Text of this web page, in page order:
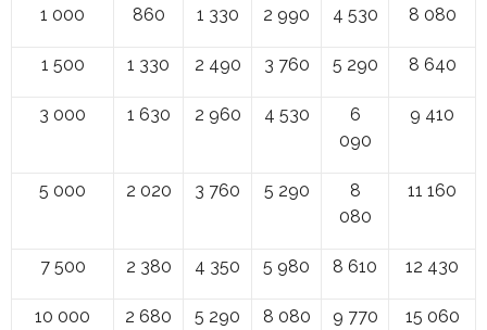
1 000 860 1 330 2 990 4 530 8 080
1 500 1 330 2 490 3 760 5 290 8 640
3 000 1 630 2 960 4 530
6
090
9 410
5 000 2 020 3 760 5 290
8
080
11 160
7 500 2 380 4 350 5 980 8 610 12 430
10 000 2 680 5 290 8 080 9 770 15 060